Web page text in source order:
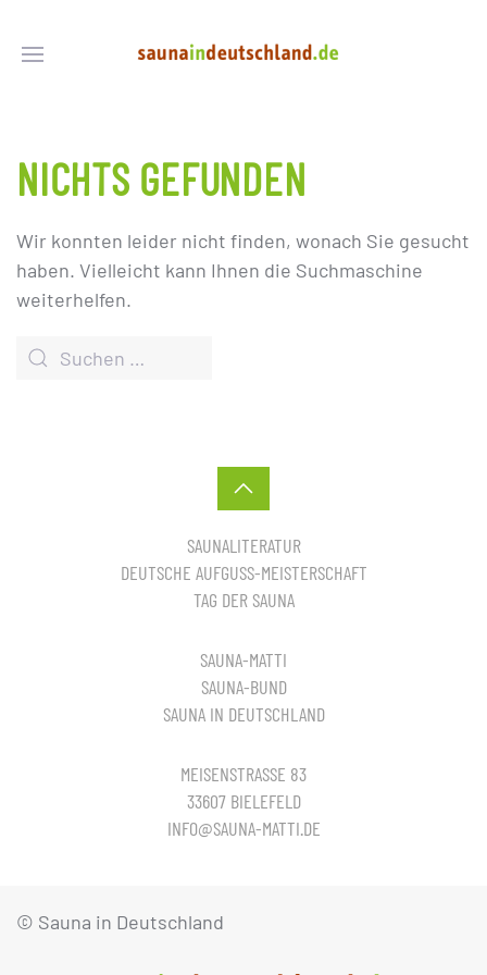
NICHTS GEFUNDEN
Wir konnten leider nicht finden, wonach Sie gesucht
haben. Vielleicht kann Ihnen die Suchmaschine
weiterhelfen.
SAUNALITERATUR
DEUTSCHE AUFGUSS-MEISTERSCHAFT
TAG DER SAUNA
SAUNA-MATTI
SAUNA-BUND
SAUNA IN DEUTSCHLAND
MEISENSTRASSE 83
33607 BIELEFELD
INFO@SAUNA-MATTI.DE
© Sauna in Deutschland